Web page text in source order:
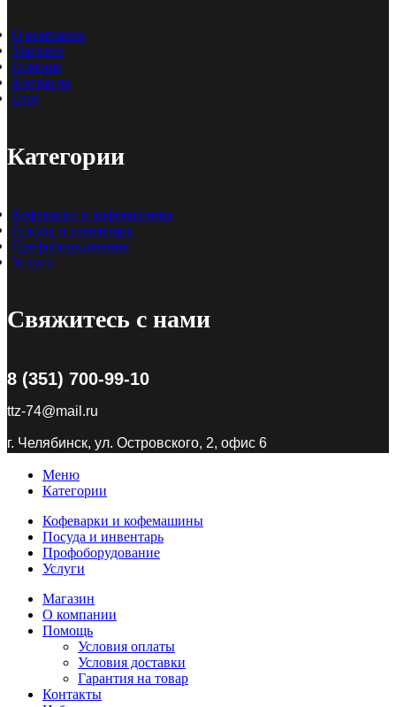
О компании
Магазин
Помощь
Контакты
Блог
Категории
Кофеварки и кофемашины
Посуда и инвентарь
Профоборудование
Услуги
Свяжитесь с нами
8 (351) 700-99-10
ttz-74@mail.ru
г. Челябинск, ул. Островского, 2, офис 6
Меню
Категории
Кофеварки и кофемашины
Посуда и инвентарь
Профоборудование
Услуги
Магазин
О компании
Помощь
Условия оплаты
Условия доставки
Гарантия на товар
Контакты